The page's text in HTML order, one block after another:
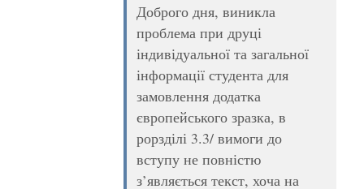
Доброго дня, виникла
проблема при друці
індивідуальної та загальної
інформації студента для
замовлення додатка
європейського зразка, в
рорзділі 3.3/ вимоги до
вступу не повністю
з’являється текст, хоча на